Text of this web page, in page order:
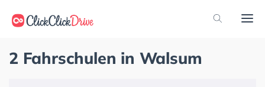
2 Fahrschulen in Walsum